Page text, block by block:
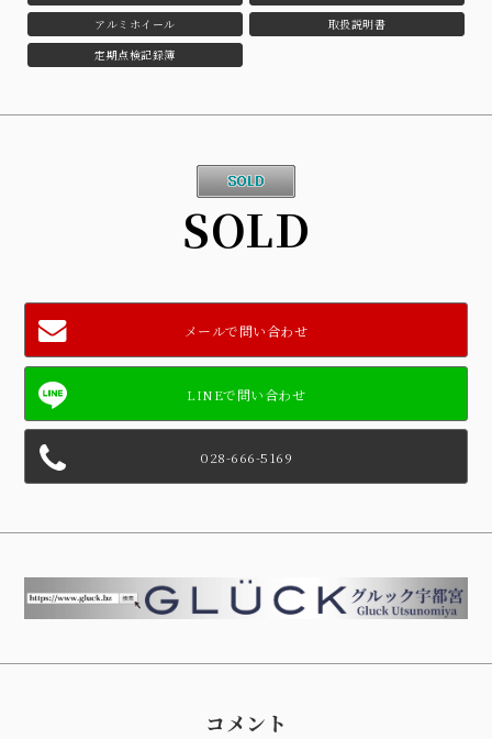
アルミホイール
取扱説明書
定期点検記録簿
SOLD
メールで問い合わせ
028-666-5169
コメント